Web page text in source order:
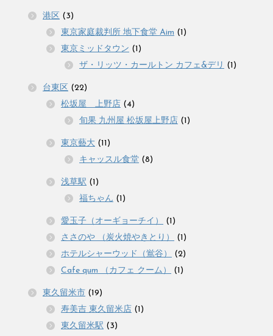
港区 (3)
東京家庭裁判所 地下食堂 Aim (1)
東京ミッドタウン (1)
ザ・リッツ・カールトン カフェ&デリ (1)
台東区 (22)
松坂屋 上野店 (4)
旬果 九州屋 松坂屋上野店 (1)
東京藝大 (11)
キャッスル食堂 (8)
浅草駅 (1)
福ちゃん (1)
愛玉子（オーギョーチイ）
(1)
ささのや （炭火焼やきとり）
(1)
ホテルシャーウッド（鴬谷）
(2)
Cafe qum （カフェ クーム）
(1)
東久留米市 (19)
寿美吉 東久留米店 (1)
東久留米駅 (3)